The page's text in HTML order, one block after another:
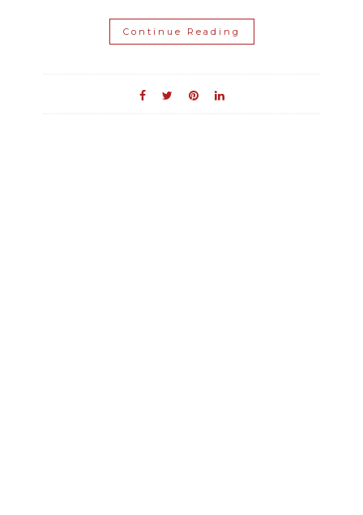
Continue Reading